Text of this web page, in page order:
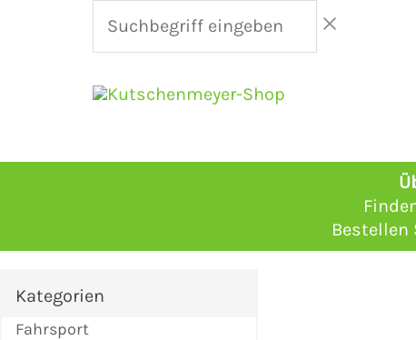
eingeben
Bestellen
Kategorien
Fahrsport
nach: